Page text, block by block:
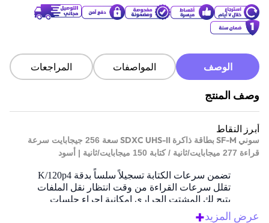
الوصف المواصفات المراجعات
وصف المنتج
أبرز النقاط
سوني SF-Mبطاقة ذاكرة SDXC UHS-II
سعة 256 جيجابايت سرعة
قراءة 277 ميجابايت/ثانية / كتابة 150 ميجابايت/ثانية | أسود
تضمن سرعات الكتابة تسجيلاً سلساً بدقة 4
K/120p
تقلل سرعات القراءة من وقت انتظار نقل الملفات
يتيح لك المشتت الحراري إمكانية إجراء جلسات
تسجيل فيديو عالية الدقة لفترة طويلةعرض المزيد+